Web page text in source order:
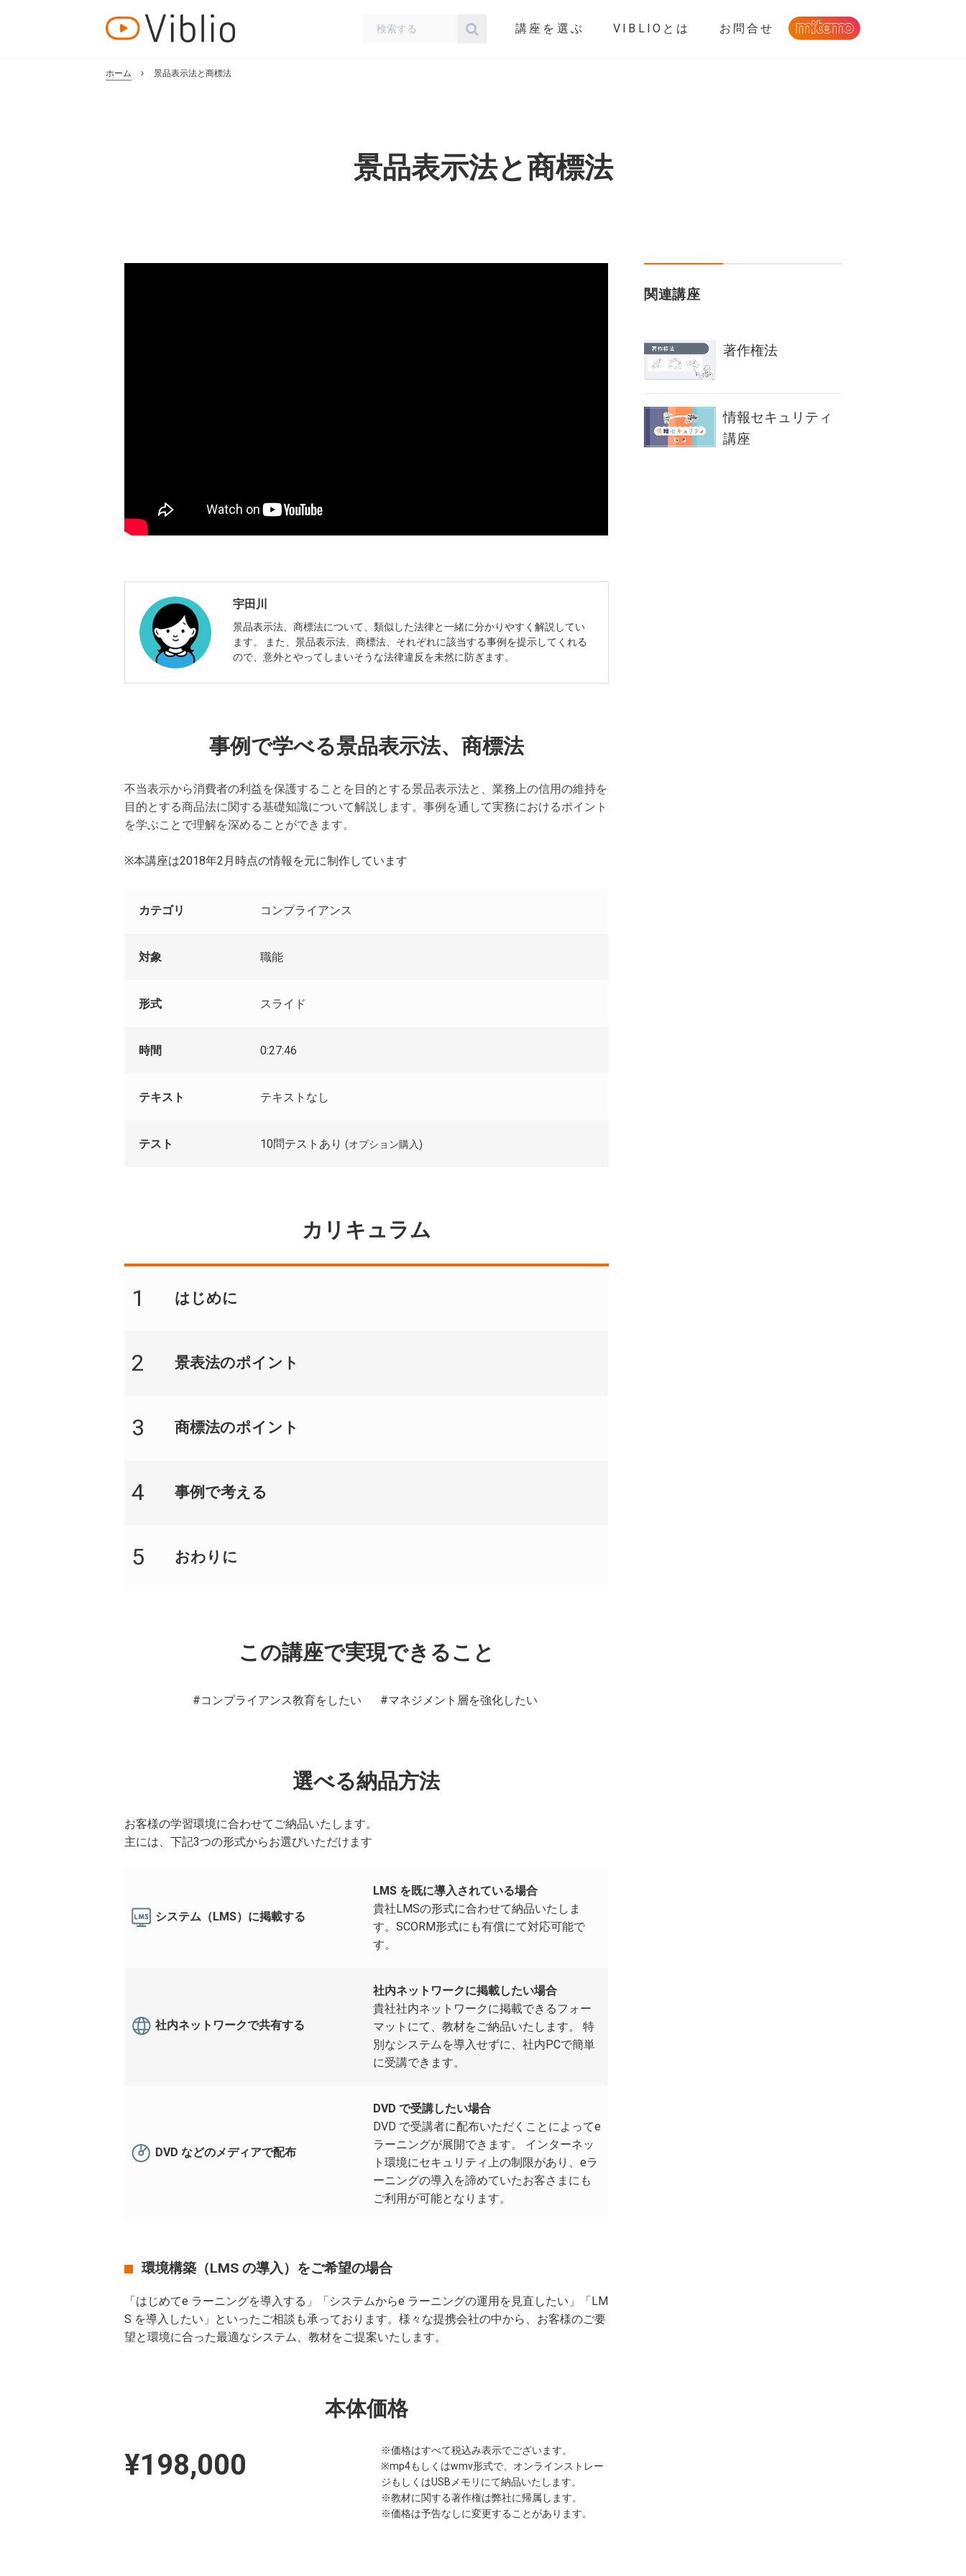
講座を選ぶ VIBLIOとは お問合せ
ホーム 景品表示法と商標法
景品表示法と商標法
宇田川
景品表示法、商標法について、類似した法律と一緒に分かりやすく解説してい
ます。 また、景品表示法、商標法、それぞれに該当する事例を提示してくれる
ので、意外とやってしまいそうな法律違反を未然に防ぎます。
事例で学べる景品表示法、商標法
不当表示から消費者の利益を保護することを目的とする景品表示法と、業務上の信用の維持を
目的とする商品法に関する基礎知識について解説します。事例を通して実務におけるポイント
を学ぶことで理解を深めることができます。
※本講座は2018年2月時点の情報を元に制作しています
カテゴリ コンプライアンス
対象 職能
形式 スライド
時間 0:27:46
テキスト テキストなし
テスト 10問テストあり (オプション購入)
カリキュラム
1 はじめに​
2 景表法のポイント
3 商標法のポイント
4 事例で考える​
5 おわりに
この講座で実現できること
#コンプライアンス教育をしたい #マネジメント層を強化したい
選べる納品方法
お客様の学習環境に合わせてご納品いたします。
主には、下記3つの形式からお選びいただけます
システム（LMS）に掲載する
LMS を既に導入されている場合
貴社LMSの形式に合わせて納品いたしま
す。SCORM形式にも有償にて対応可能で
す。
社内ネットワークで共有する
社内ネットワークに掲載したい場合
貴社社内ネットワークに掲載できるフォー
マットにて、教材をご納品いたします。 特
別なシステムを導入せずに、社内PCで簡単
に受講できます。
DVD などのメディアで配布
DVD で受講したい場合
DVD で受講者に配布いただくことによってe
ラーニングが展開できます。 インターネッ
ト環境にセキュリティ上の制限があり、eラ
ーニングの導入を諦めていたお客さまにも
ご利用が可能となります。
環境構築（LMS の導入）をご希望の場合
「はじめてe ラーニングを導入する」「システムからe ラーニングの運用を見直したい」「LM
S を導入したい」といったご相談も承っております。様々な提携会社の中から、お客様のご要
望と環境に合った最適なシステム、教材をご提案いたします。
本体価格
¥198,000
※価格はすべて税込み表示でございます。
※mp4もしくはwmv形式で、オンラインストレー
ジもしくはUSBメモリにて納品いたします。
※教材に関する著作権は弊社に帰属します。
※価格は予告なしに変更することがあります。
関連講座
著作権法
情報セキュリティ
講座